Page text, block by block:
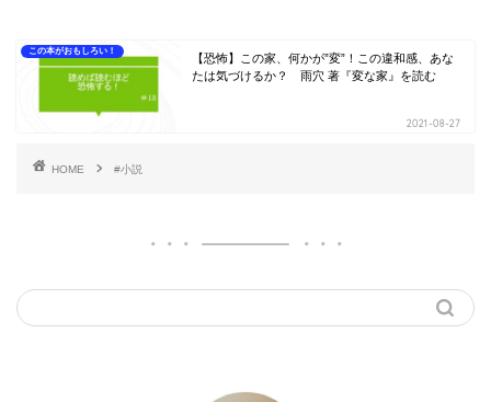
この本がおもしろい！
【恐怖】この家、何かが”変”！この違和感、あな
たは気づけるか？ 雨穴 著『変な家』を読む
2021-08-27
HOME #小説